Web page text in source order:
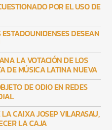
POR EL USO DE
DESEAN
LA VOTACIÓN DE LOS
DE MÚSICA LATINA NUEVA
DE ODIO EN REDES
CAIXA JOSEP VILARASAU,
LA CAJA